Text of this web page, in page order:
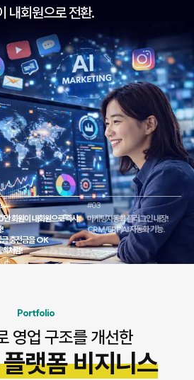
사가 필요없습니다!
회원이 내회원으로 즉시
!
금 충전금을 OK
백처럼!
#03
마케팅자동화 플러그인 내장!
CRM/ERP/AI 자동화 기능.
Portfolio
영업 구조를 개선한
랫폼 비지니스